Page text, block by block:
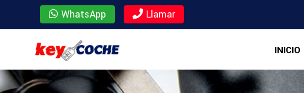
WhatsApp Llamar
INICIO